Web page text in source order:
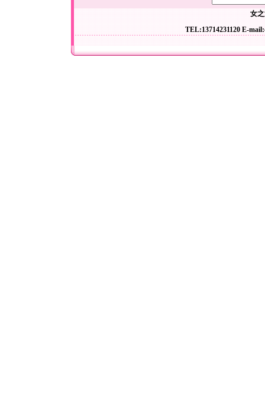
女
TEL:13714231120 E-mail: